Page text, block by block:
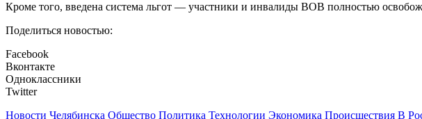
Кроме того, введена система льгот — участники и инвалиды ВОВ полностью
Поделиться новостью:
Facebook
Вконтакте
Одноклассники
Twitter
Новости Челябинска Общество Политика Технологии Экономика Происшествия В